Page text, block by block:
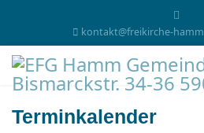
kontakt@freikirche-
Terminkalender